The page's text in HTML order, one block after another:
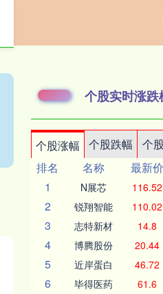
个股实时涨跌
个股涨幅 个股跌幅 个
排名
名称 最新价
1
N展芯 116.52
2 锐翔智能 110.02
3 志特新材 14.8
4 博腾股份 20.44
5 近岸蛋白 46.72
6 毕得医药 61.6